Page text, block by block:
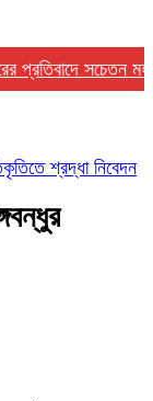
সচেতন মহলের
শ্রদ্ধা নিবেদন